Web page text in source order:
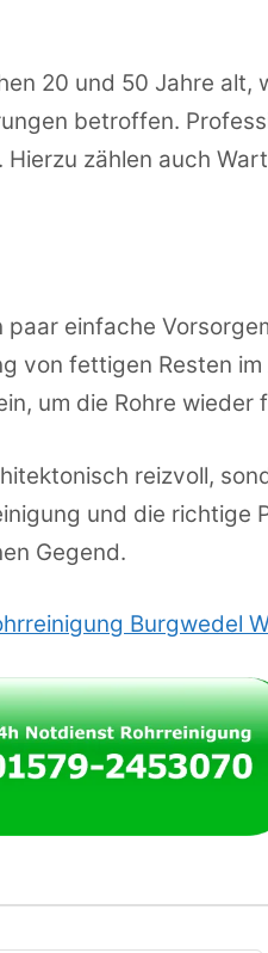
20 und 50 Jahre
betroffen.
zählen auch
einfache
von fettigen Resten
um die Rohre wieder
reizvoll,
und die richtige
Gegend.
Burgwedel